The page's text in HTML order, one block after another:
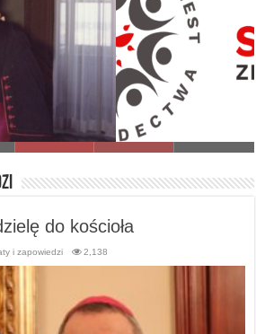
Gorzowskiej
do kościoła
i zapowiedzi 2,138